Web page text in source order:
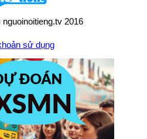
2016
sử dụng
quyền riêng tư